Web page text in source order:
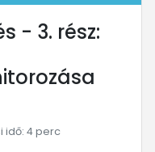
- 3. rész:
idő: 4 perc